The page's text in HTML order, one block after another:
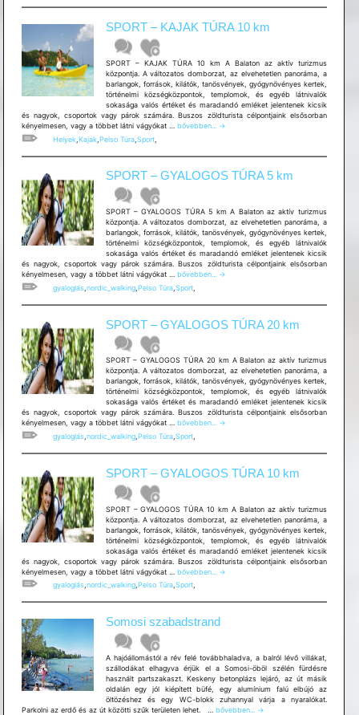
TÚRA
km
SPORT – KAJAK TÚRA 10 km
SPORT – KAJAK TÚRA 10 km A Balaton az aktív turizmus
központja. A változatos domborzat, az elvehetetlen panoráma, a
barlangok, források, kilátók, tanösvények, gyógynövényes kertek,
történelmi községközpontok, templomok, és egyéb látnivalók
sokasága valós értéket és maradandó emléket jelentenek kicsik
és nagyok, csoportok vagy párok számára. Buszos zöldturista célpontjaink elsősorban
kényelmesen, vagy a többet látni vágyókat … SPORT
TÚRA
km
bővebben...
→
Helyek, Kajak, Pelso Túra, Sport,
SPORT – GYALOGOS TÚRA 5 km
SPORT – GYALOGOS TÚRA 5 km A Balaton az aktív turizmus
központja. A változatos domborzat, az elvehetetlen panoráma, a
barlangok, források, kilátók, tanösvények, gyógynövényes kertek,
történelmi községközpontok, templomok, és egyéb látnivalók
sokasága valós értéket és maradandó emléket jelentenek kicsik
és nagyok, csoportok vagy párok számára. Buszos zöldturista célpontjaink elsősorban
kényelmesen, vagy a többet látni vágyókat … SPORT
–
GYALOGOS
TÚRA
km
bővebben...
→
gyaloglás, nordic_walking, Pelso Túra, Sport,
SPORT – GYALOGOS TÚRA 20 km
SPORT – GYALOGOS TÚRA 20 km A Balaton az aktív turizmus
központja. A változatos domborzat, az elvehetetlen panoráma, a
barlangok, források, kilátók, tanösvények, gyógynövényes kertek,
történelmi községközpontok, templomok, és egyéb látnivalók
sokasága valós értéket és maradandó emléket jelentenek kicsik
és nagyok, csoportok vagy párok számára. Buszos zöldturista célpontjaink elsősorban
kényelmesen, vagy a többet látni vágyókat … SPORT
–
GYALOGOS
TÚRA
km
bővebben... →
gyaloglás, nordic_walking, Pelso Túra, Sport,
SPORT – GYALOGOS TÚRA 10 km
SPORT – GYALOGOS TÚRA 10 km A Balaton az aktív turizmus
központja. A változatos domborzat, az elvehetetlen panoráma, a
barlangok, források, kilátók, tanösvények, gyógynövényes kertek,
történelmi községközpontok, templomok, és egyéb látnivalók
sokasága valós értéket és maradandó emléket jelentenek kicsik
és nagyok, csoportok vagy párok számára. Buszos zöldturista célpontjaink elsősorban
kényelmesen, vagy a többet látni vágyókat … SPORT
–
GYALOGOS
TÚRA
km
bővebben...
→
gyaloglás,nordic_walking,Pelso Túra,Sport,
Somosi szabadstrand
A hajóállomástól a rév felé továbbhaladva, a balról lévő villákat,
szállodákat elhagyva érjük el a Somosi-öböl szélén fürdésre
használt partszakaszt. Keskeny betonplázs lejáró, az út másik
oldalán egy jól kiépített büfé, egy alumínium falú elbújó az
öltözéshez és egy WC-blokk zuhannyal várja a nyaralókat.
Parkolni az erdő és az út közötti szűk területen lehet. … Somosi
bővebben...
→